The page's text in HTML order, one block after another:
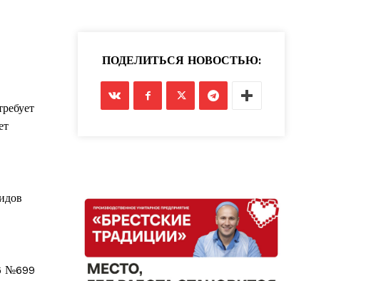
№699
ПОДЕЛИТЬСЯ НОВОСТЬЮ: